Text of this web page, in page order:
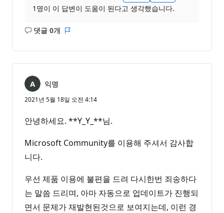
1명이 이 답변이 도움이 된다고 생각했습니다.
댓글 0개
설
음
익명
2021년 5월 18일 오전 4:14
안녕하세요. **Y_Y_**님.
Microsoft Community를 이용해 주셔서 감사합
니다.
우선 제품 이용에 불편을 드려 다시한번 죄송하다
는 말씀 드리며, 아마 자동으로 업데이트가 진행되
면서 문제가 재발현된것으로 보여지는데, 이런 경